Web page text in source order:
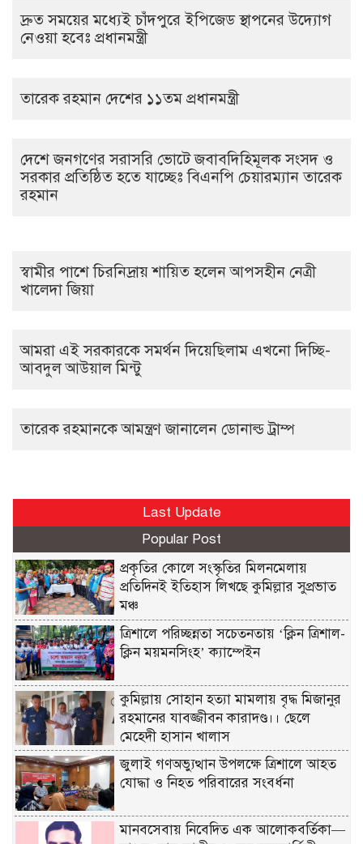
দ্রুত সময়ের মধ্যেই চাঁদপুরে ইপিজেড স্থাপনের উদ্যোগ
নেওয়া হবেঃ প্রধানমন্ত্রী
তারেক রহমান দেশের ১১তম প্রধানমন্ত্রী
দেশে জনগণের সরাসরি ভোটে জবাবদিহিমূলক সংসদ ও
সরকার প্রতিষ্ঠিত হতে যাচ্ছেঃ বিএনপি চেয়ারম্যান তারেক
রহমান
স্বামীর পাশে চিরনিদ্রায় শায়িত হলেন আপসহীন নেত্রী
খালেদা জিয়া
আমরা এই সরকারকে সমর্থন দিয়েছিলাম এখনো দিচ্ছি-
আবদুল আউয়াল মিন্টু
তারেক রহমানকে আমন্ত্রণ জানালেন ডোনাল্ড ট্রাম্প
Last Update
Popular Post
প্রকৃতির কোলে সংস্কৃতির মিলনমেলায়
প্রতিদিনই ইতিহাস লিখছে কুমিল্লার সুপ্রভাত
মঞ্চ
ত্রিশালে পরিচ্ছন্নতা সচেতনতায় ‘ক্লিন ত্রিশাল-
ক্লিন ময়মনসিংহ’ ক্যাম্পেইন
কুমিল্লায় সোহান হত্যা মামলায় বৃদ্ধ মিজানুর
রহমানের যাবজ্জীবন কারাদণ্ড।। ছেলে
মেহেদী হাসান খালাস
জুলাই গণঅভ্যুত্থান উপলক্ষে ত্রিশালে আহত
যোদ্ধা ও নিহত পরিবারের সংবর্ধনা
মানবসেবায় নিবেদিত এক আলোকবর্তিকা—